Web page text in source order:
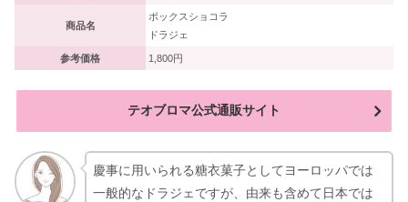
商品名
ボックスショコラ
ドラジェ
参考価格 1,800円
テオブロマ公式通販サイト
慶事に用いられる糖衣菓子としてヨーロッパでは
一般的なドラジェですが、由来も含めて日本では